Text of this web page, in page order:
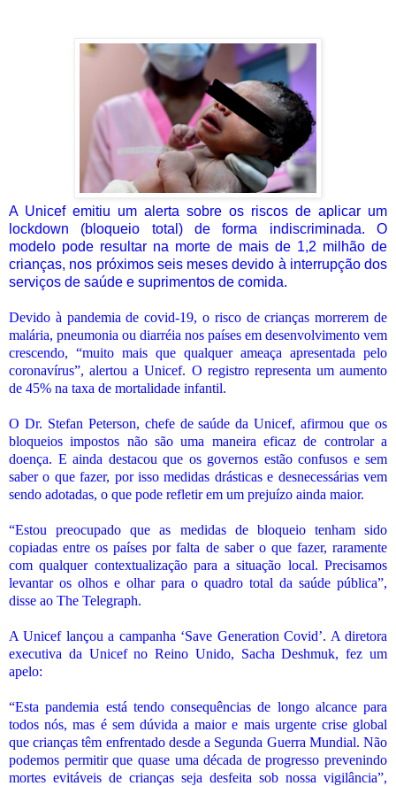
A Unicef emitiu um alerta sobre os riscos de aplicar um
lockdown (bloqueio total) de forma indiscriminada. O
modelo pode resultar na morte de mais de 1,2 milhão de
crianças, nos próximos seis meses devido à interrupção dos
serviços de saúde e suprimentos de comida.
Devido à pandemia de covid-19, o risco de crianças morrerem de
malária, pneumonia ou diarréia nos países em desenvolvimento vem
crescendo, “muito mais que qualquer ameaça apresentada pelo
coronavírus”, alertou a Unicef. O registro representa um aumento
de 45% na taxa de mortalidade infantil.
O Dr. Stefan Peterson, chefe de saúde da Unicef, afirmou que os
bloqueios impostos não são uma maneira eficaz de controlar a
doença. E ainda destacou que os governos estão confusos e sem
saber o que fazer, por isso medidas drásticas e desnecessárias vem
sendo adotadas, o que pode refletir em um prejuízo ainda maior.
“Estou preocupado que as medidas de bloqueio tenham sido
copiadas entre os países por falta de saber o que fazer, raramente
com qualquer contextualização para a situação local. Precisamos
levantar os olhos e olhar para o quadro total da saúde pública”,
disse ao The Telegraph.
A Unicef lançou a campanha ‘Save Generation Covid’. A diretora
executiva da Unicef no Reino Unido, Sacha Deshmuk, fez um
apelo:
“Esta pandemia está tendo consequências de longo alcance para
todos nós, mas é sem dúvida a maior e mais urgente crise global
que crianças têm enfrentado desde a Segunda Guerra Mundial. Não
podemos permitir que quase uma década de progresso prevenindo
mortes evitáveis de crianças seja desfeita sob nossa vigilância”,